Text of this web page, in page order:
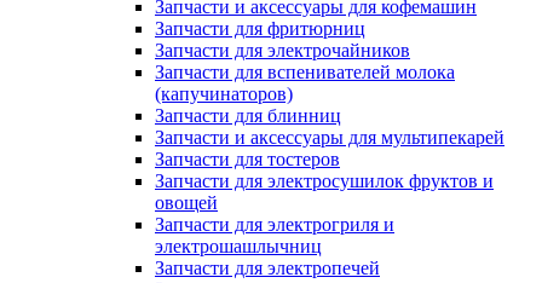
Запчасти и аксессуары для кофемашин
Запчасти для фритюрниц
Запчасти для электрочайников
Запчасти для вспенивателей молока
(капучинаторов)
Запчасти для блинниц
Запчасти и аксессуары для мультипекарей
Запчасти для тостеров
Запчасти для электросушилок фруктов и
овощей
Запчасти для электрогриля и
электрошашлычниц
Запчасти для электропечей